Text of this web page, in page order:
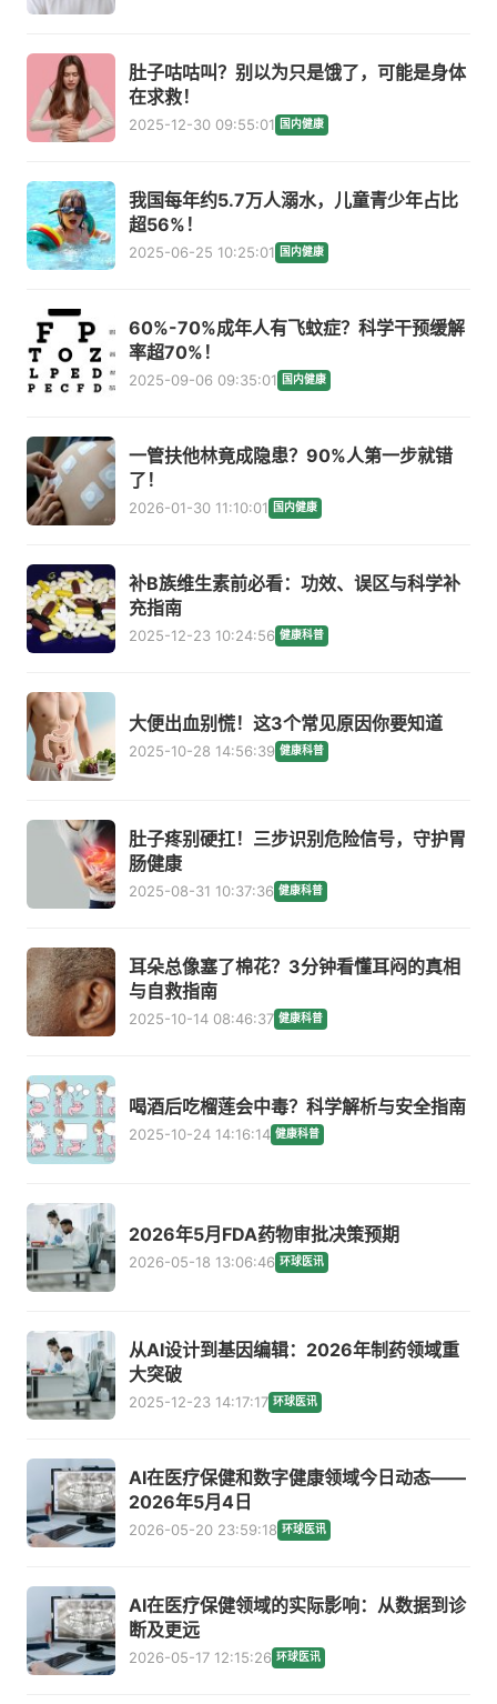
肚子咕咕叫？别以为只是饿了，可能是身体
在求救！
2025-12-30 09:55:01 国内健康
我国每年约5.7万人溺水，儿童青少年占比
超56%！
2025-06-25 10:25:01 国内健康
60%-70%成年人有飞蚊症？科学干预缓解
率超70%！
2025-09-06 09:35:01 国内健康
一管扶他林竟成隐患？90%人第一步就错
了！
2026-01-30 11:10:01 国内健康
补B族维生素前必看：功效、误区与科学补
充指南
2025-12-23 10:24:56 健康科普
大便出血别慌！这3个常见原因你要知道
2025-10-28 14:56:39 健康科普
肚子疼别硬扛！三步识别危险信号，守护胃
肠健康
2025-08-31 10:37:36 健康科普
耳朵总像塞了棉花？3分钟看懂耳闷的真相
与自救指南
2025-10-14 08:46:37 健康科普
喝酒后吃榴莲会中毒？科学解析与安全指南
2025-10-24 14:16:14 健康科普
2026年5月FDA药物审批决策预期
2026-05-18 13:06:46 环球医讯
从AI设计到基因编辑：2026年制药领域重
大突破
2025-12-23 14:17:17 环球医讯
AI在医疗保健和数字健康领域今日动态——
2026年5月4日
2026-05-20 23:59:18 环球医讯
AI在医疗保健领域的实际影响：从数据到诊
断及更远
2026-05-17 12:15:26 环球医讯